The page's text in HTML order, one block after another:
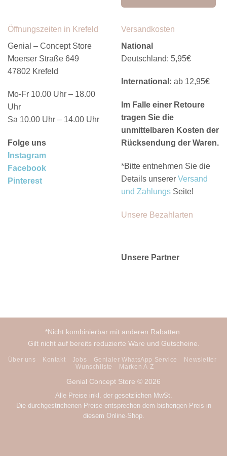
Öffnungszeiten in Krefeld
Genial – Concept Store
Moerser Straße 649
47802 Krefeld
Mo-Fr 10.00 Uhr – 18.00
Uhr
Sa 10.00 Uhr – 14.00 Uhr
Folge uns
Instagram
Facebook
Pinterest
Versandkosten
National
Deutschland: 5,95€
International: ab 12,95€
Im Falle einer Retoure
tragen Sie die
unmittelbaren Kosten der
Rücksendung der Waren.
*Bitte entnehmen Sie die
Details unserer Versand
und Zahlungs Seite!
Unsere Bezahlarten
Unsere Partner
*Nicht kombinierbar mit anderen Rabatten.
Gilt nicht auf bereits reduzierte Ware und Gutscheine.
Über uns Kontakt Jobs Genialer WhatsApp Service
Newsletter
Wunschliste
Marken A-Z
Genial Concept Store © 2026
Alle Preise inkl. der gesetzlichen MwSt.
Die durchgestrichenen Preise entsprechen dem bisherigen Preis in
diesem Online-Shop.